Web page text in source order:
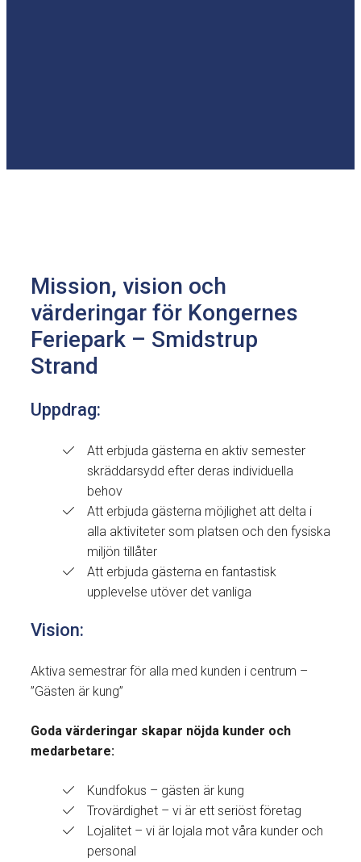
Mission, vision och
värderingar för Kongernes
Feriepark – Smidstrup
Strand
Uppdrag:
Att erbjuda gästerna en aktiv semester
skräddarsydd efter deras individuella
behov
Att erbjuda gästerna möjlighet att delta i
alla aktiviteter som platsen och den fysiska
miljön tillåter
Att erbjuda gästerna en fantastisk
upplevelse utöver det vanliga
Vision:
Aktiva semestrar för alla med kunden i centrum –
”Gästen är kung”
Goda värderingar skapar nöjda kunder och
medarbetare:
Kundfokus – gästen är kung
Trovärdighet – vi är ett seriöst företag
Lojalitet – vi är lojala mot våra kunder och
personal